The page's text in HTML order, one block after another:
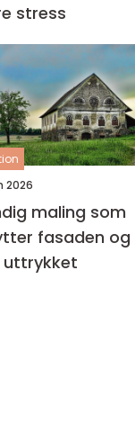
stress
2026
maling som
fasaden og